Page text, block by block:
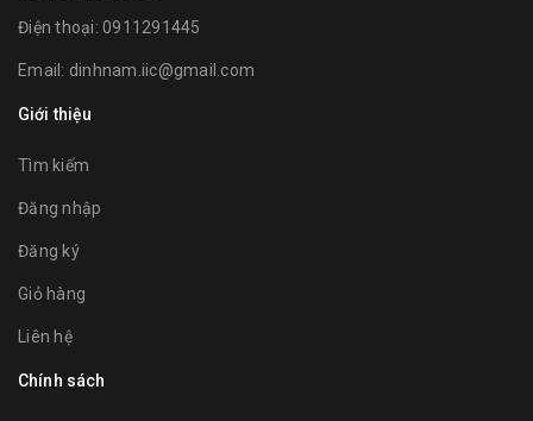
Điện thoại: 0911291445
Email: dinhnam.iic@gmail.com
Giới thiệu
Tìm kiếm
Đăng nhập
Đăng ký
Giỏ hàng
Liên hệ
Chính sách